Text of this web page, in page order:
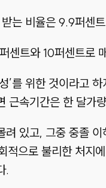
는 비율은 9.9퍼센
센트와 10퍼센트로
’를 위한 것이라고
근속기간은 한 달가
려 있고, 그중 중졸
적으로 불리한 처지
.